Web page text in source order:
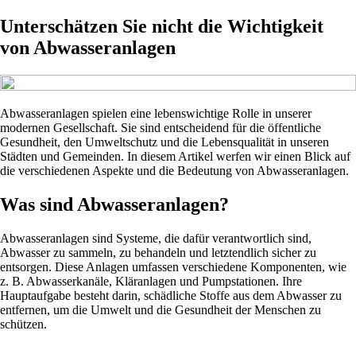
Unterschätzen Sie nicht die Wichtigkeit
von Abwasseranlagen
Abwasseranlagen spielen eine lebenswichtige Rolle in unserer
modernen Gesellschaft. Sie sind entscheidend für die öffentliche
Gesundheit, den Umweltschutz und die Lebensqualität in unseren
Städten und Gemeinden. In diesem Artikel werfen wir einen Blick auf
die verschiedenen Aspekte und die Bedeutung von Abwasseranlagen.
Was sind Abwasseranlagen?
Abwasseranlagen sind Systeme, die dafür verantwortlich sind,
Abwasser zu sammeln, zu behandeln und letztendlich sicher zu
entsorgen. Diese Anlagen umfassen verschiedene Komponenten, wie
z. B. Abwasserkanäle, Kläranlagen und Pumpstationen. Ihre
Hauptaufgabe besteht darin, schädliche Stoffe aus dem Abwasser zu
entfernen, um die Umwelt und die Gesundheit der Menschen zu
schützen.